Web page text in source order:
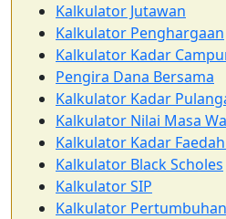
Kalkulator Jutawan
Kalkulator Penghargaan
Kalkulator Kadar
Pengira Dana Bersama
Kalkulator Kadar
Kalkulator Nilai Masa
Kalkulator Kadar
Kalkulator Black Scholes
Kalkulator SIP
Kalkulator